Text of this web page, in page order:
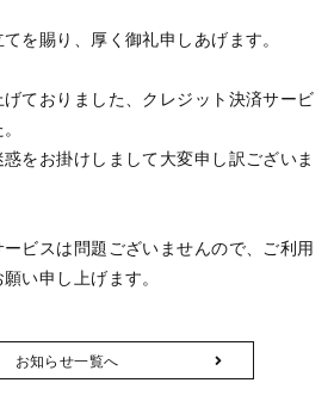
を賜り、厚く御礼申しあげます。
ておりました、クレジット決済サービ
をお掛けしまして大変申し訳ございま
ビスは問題ございませんので、ご利用
い申し上げます。
お知らせ一覧へ